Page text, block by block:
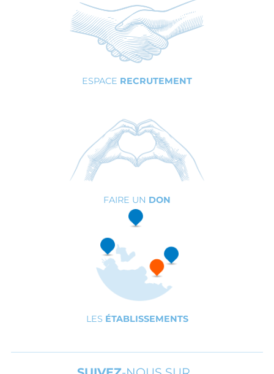
ESPACE RECRUTEMENT
FAIRE UN DON
LES ÉTABLISSEMENTS